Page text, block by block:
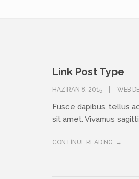
Link Post Type
HAZIRAN 8, 2015 WEB
Fusce dapibus, tellus
sit amet. Vivamus
CONTINUE READING